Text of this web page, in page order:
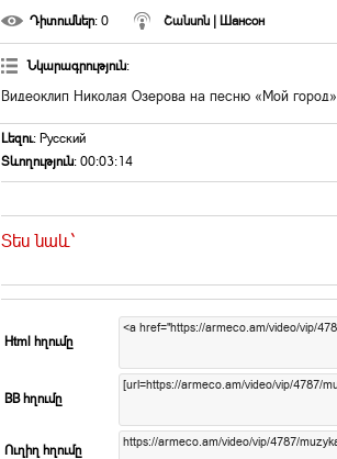
Դիտումներ: 0 Շանսոն | Шансон
Նկարագրություն:
Видеоклип Николая Озерова на песню «Мой город».
Լեզու: Русский
Տևողություն: 00:03:14
Տես նաև`
Html հղումը
BB հղումը
Ուղիղ հղումը